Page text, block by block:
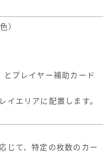
）
プレイヤー補助カード
イエリアに配置します。
じて、特定の枚数のカー